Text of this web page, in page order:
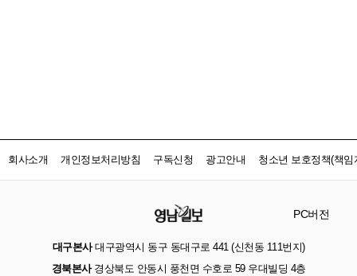
회사소개 개인정보처리방침 구독신청 광고안내 청소년 보호정책(책임
PC버전
대구본사대구광역시 동구 동대구로 441 (신천동 111번지)
경북본사경상북도 안동시 풍천면 수호로 59 우대빌딩 4층